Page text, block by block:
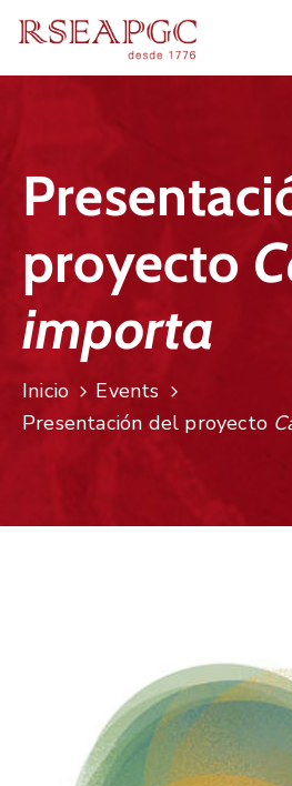
COMUNICADOS
CONOCERNOS
EDICIONES
CONTACTO
proyecto
importa
Inicio
Events
Presentación del proyecto